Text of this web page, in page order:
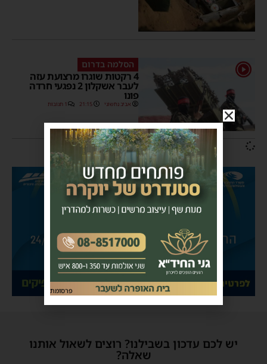
1 הסלמה בדרום
4 רקטות שוגרו מרצועת עזה
לעבר אשקלון 2 נפגעי חרדה
פונו
אביב נחשוני 21:15 1 תגובות
יש לכם עדכון בשבילנו? רוצים לשאול אותנו
שאלה?
פרסומת